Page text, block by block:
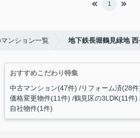
1
ンション一覧 地下鉄長堀鶴見緑地
おすすめこだわり特集
中古マンション(47件) リフォーム済(28件
価格変更物件(11件) 鶴見区の3LDK(11件)
自社物件(1件)